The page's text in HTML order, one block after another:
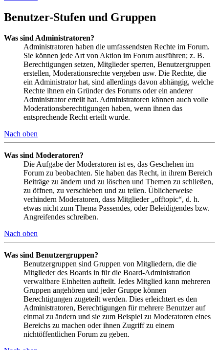
Benutzer-Stufen und Gruppen
Was sind Administratoren?
Administratoren haben die umfassendsten Rechte im Forum.
Sie können jede Art von Aktion im Forum ausführen; z. B.
Berechtigungen setzen, Mitglieder sperren, Benutzergruppen
erstellen, Moderationsrechte vergeben usw. Die Rechte, die
ein Administrator hat, sind allerdings davon abhängig, welche
Rechte ihnen ein Gründer des Forums oder ein anderer
Administrator erteilt hat. Administratoren können auch volle
Moderationsberechtigungen haben, wenn ihnen das
entsprechende Recht erteilt wurde.
Nach oben
Was sind Moderatoren?
Die Aufgabe der Moderatoren ist es, das Geschehen im
Forum zu beobachten. Sie haben das Recht, in ihrem Bereich
Beiträge zu ändern und zu löschen und Themen zu schließen,
zu öffnen, zu verschieben und zu teilen. Üblicherweise
verhindern Moderatoren, dass Mitglieder „offtopic“, d. h.
etwas nicht zum Thema Passendes, oder Beleidigendes bzw.
Angreifendes schreiben.
Nach oben
Was sind Benutzergruppen?
Benutzergruppen sind Gruppen von Mitgliedern, die die
Mitglieder des Boards in für die Board-Administration
verwaltbare Einheiten aufteilt. Jedes Mitglied kann mehreren
Gruppen angehören und jeder Gruppe können
Berechtigungen zugeteilt werden. Dies erleichtert es den
Administratoren, Berechtigungen für mehrere Benutzer auf
einmal zu ändern und sie zum Beispiel zu Moderatoren eines
Bereichs zu machen oder ihnen Zugriff zu einem
nichtöffentlichen Forum zu geben.